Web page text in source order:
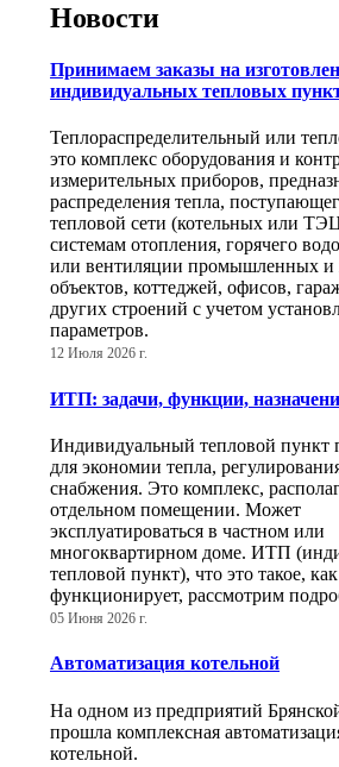
Новости
Принимаем заказы на
индивидуальных тепловых
Теплораспределительный или
это комплекс оборудования и
измерительных приборов,
распределения тепла,
тепловой сети (котельных или
системам отопления, горячего
или вентиляции промышленных
объектов, коттеджей, офисов,
других строений с учетом
параметров.
12 Июля 2026 г.
ИТП: задачи, функции,
Индивидуальный тепловой пункт
для экономии тепла,
снабжения. Это комплекс,
отдельном помещении. Может
эксплуатироваться в частном или
многоквартирном доме. ИТП
тепловой пункт), что это такое,
функционирует, рассмотрим
05 Июня 2026 г.
Автоматизация котельной
На одном из предприятий
прошла комплексная
котельной.